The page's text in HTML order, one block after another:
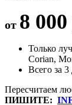
от 8
Только
Corian,
Всего за
Пересчитаем
ПИШИТЕ: